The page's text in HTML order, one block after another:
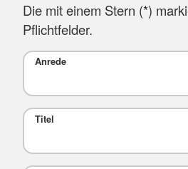
Die mit einem Stern (*)
Pflichtfelder.
Anrede
Titel